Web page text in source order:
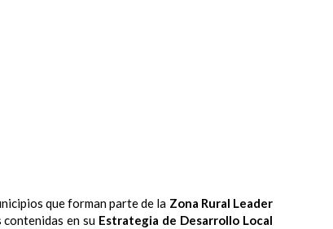
que forman parte de la Zona Rural Leader
contenidas en su Estrategia de Desarrollo Local